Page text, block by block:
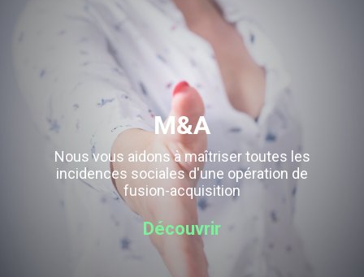
M&A
Nous vous aidons à maîtriser toutes les
incidences sociales d'une opération de
fusion-acquisition
Découvrir